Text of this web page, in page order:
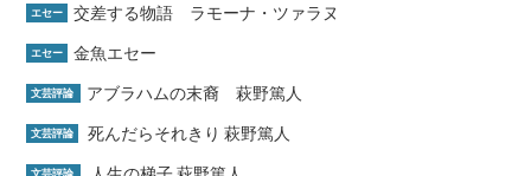
エセー 交差する物語 ラモーナ・ツァラヌ
エセー 金魚エセー
文芸評論 アブラハムの末裔 萩野篤人
文芸評論 死んだらそれきり 萩野篤人